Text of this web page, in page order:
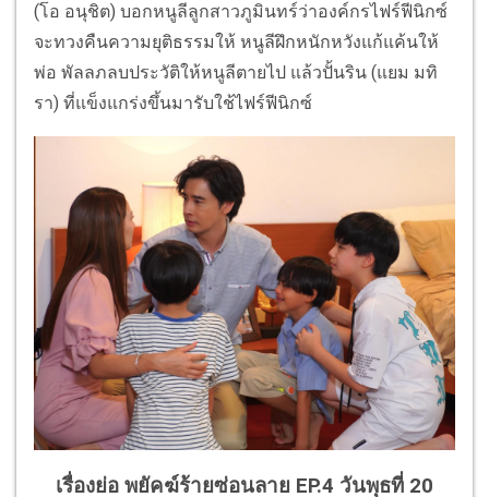
(โอ อนุชิต) บอกหนูลีลูกสาวภูมินทร์ว่าองค์กรไฟร์ฟีนิกซ์
จะทวงคืนความยุติธรรมให้ หนูลีฝึกหนักหวังแก้แค้นให้
พ่อ พัลลภลบประวัติให้หนูลีตายไป แล้วปั้นริน (แยม มทิ
รา) ที่แข็งแกร่งขึ้นมารับใช้ไฟร์ฟีนิกซ์
เรื่องย่อ พยัคฆ์ร้ายซ่อนลาย EP.4 วันพุธที่ 20